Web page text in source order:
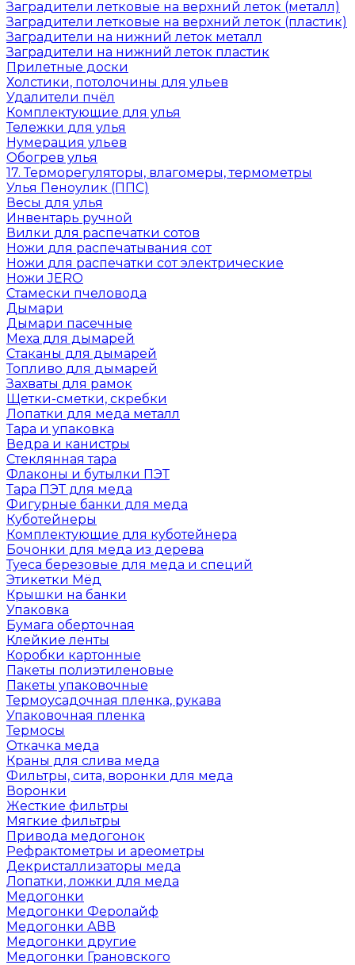
Заградители летковые на верхний леток (металл)
Заградители летковые на верхний леток (пластик)
Заградители на нижний леток металл
Заградители на нижний леток пластик
Прилетные доски
Холстики, потолочины для ульев
Удалители пчёл
Комплектующие для улья
Тележки для улья
Нумерация ульев
Обогрев улья
17. Терморегуляторы, влагомеры, термометры
Улья Пеноулик (ППС)
Весы для улья
Инвентарь ручной
Вилки для распечатки сотов
Ножи для распечатывания сот
Ножи для распечатки сот электрические
Ножи JERO
Стамески пчеловода
Дымари
Дымари пасечные
Меха для дымарей
Стаканы для дымарей
Топливо для дымарей
Захваты для рамок
Щетки-сметки, скребки
Лопатки для меда металл
Тара и упаковка
Ведра и канистры
Стеклянная тара
Флаконы и бутылки ПЭТ
Тара ПЭТ для меда
Фигурные банки для меда
Куботейнеры
Комплектующие для куботейнера
Бочонки для меда из дерева
Туеса березовые для меда и специй
Этикетки Мёд
Крышки на банки
Упаковка
Бумага оберточная
Клейкие ленты
Коробки картонные
Пакеты полиэтиленовые
Пакеты упаковочные
Термоусадочная пленка, рукава
Упаковочная пленка
Термосы
Откачка меда
Краны для слива меда
Фильтры, сита, воронки для меда
Воронки
Жесткие фильтры
Мягкие фильтры
Привода медогонок
Рефрактометры и ареометры
Декристаллизаторы меда
Лопатки, ложки для меда
Медогонки
Медогонки Феролайф
Медогонки АВВ
Медогонки другие
Медогонки Грановского